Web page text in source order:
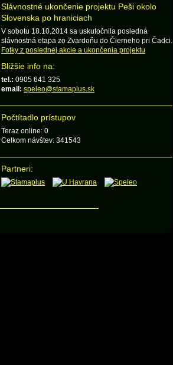
Slávnostné ukončenie projektu Peši okolo
Slovenska po hraniciach
V sobotu 18.10.2014 sa uskutočnila posledná
slávnostná etapa zo Zvardoňu do Čierneho pri Čadci.
Fotky z poslednej akcie a ukončenia projektu
Bližšie info na:
tel.: 0905 641 325
email: speleo@stamaplus.sk
Počtítadlo prístupov
Teraz online: 0
Celkom návštev: 341543
Partneri: